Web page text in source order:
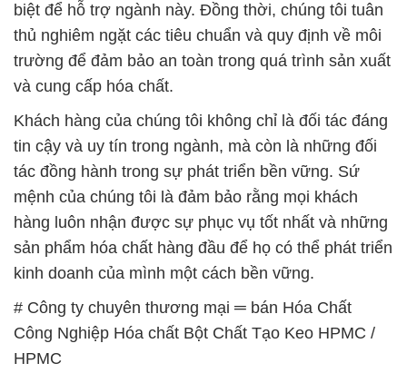
biệt để hỗ trợ ngành này. Đồng thời, chúng tôi tuân
thủ nghiêm ngặt các tiêu chuẩn và quy định về môi
trường để đảm bảo an toàn trong quá trình sản xuất
và cung cấp hóa chất.
Khách hàng của chúng tôi không chỉ là đối tác đáng
tin cậy và uy tín trong ngành, mà còn là những đối
tác đồng hành trong sự phát triển bền vững. Sứ
mệnh của chúng tôi là đảm bảo rằng mọi khách
hàng luôn nhận được sự phục vụ tốt nhất và những
sản phẩm hóa chất hàng đầu để họ có thể phát triển
kinh doanh của mình một cách bền vững.
# Công ty chuyên thương mại ═ bán Hóa Chất
Công Nghiệp Hóa chất Bột Chất Tạo Keo HPMC /
HPMC